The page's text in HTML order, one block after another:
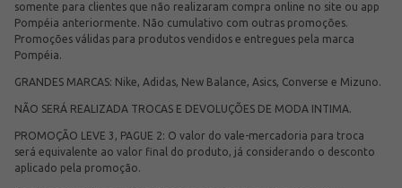
somente para clientes que não realizaram compra online no site ou app
Pompéia anteriormente. Não cumulativo com outras promoções.
Promoções válidas para produtos vendidos e entregues pela marca
Pompéia.
GRANDES MARCAS: Nike, Adidas, New Balance, Asics, Converse e Mizuno.
NÃO SERÁ REALIZADA TROCAS E DEVOLUÇÕES DE MODA INTIMA.
PROMOÇÃO LEVE 3, PAGUE 2: O valor do vale-mercadoria para troca
será equivalente ao valor final do produto, já considerando o desconto
aplicado pela promoção.